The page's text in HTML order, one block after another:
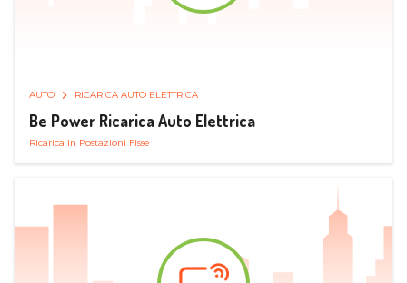
AUTO RICARICA AUTO ELETTRICA
Be Power Ricarica Auto Elettrica
Ricarica in Postazioni Fisse